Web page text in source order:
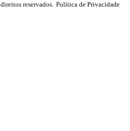
reservados. Política de Privacidade